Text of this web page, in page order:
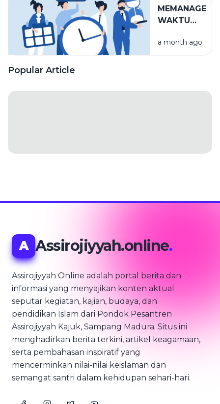
MEMANAGE
WAKTU
BERLALU
a month ago
Popular Article
A Assirojiyyah.online.
Assirojiyyah Online adalah portal berita dan
informasi yang menyajikan konten aktual
seputar kegiatan, kajian, budaya, dan
pendidikan Islam dari Pondok Pesantren
Assirojiyyah Kajuk, Sampang Madura. Situs ini
menghadirkan berita terkini, artikel keagamaan,
serta pembahasan inspiratif yang
mencerminkan nilai-nilai keislaman dan
semangat santri dalam kehidupan sehari-hari.